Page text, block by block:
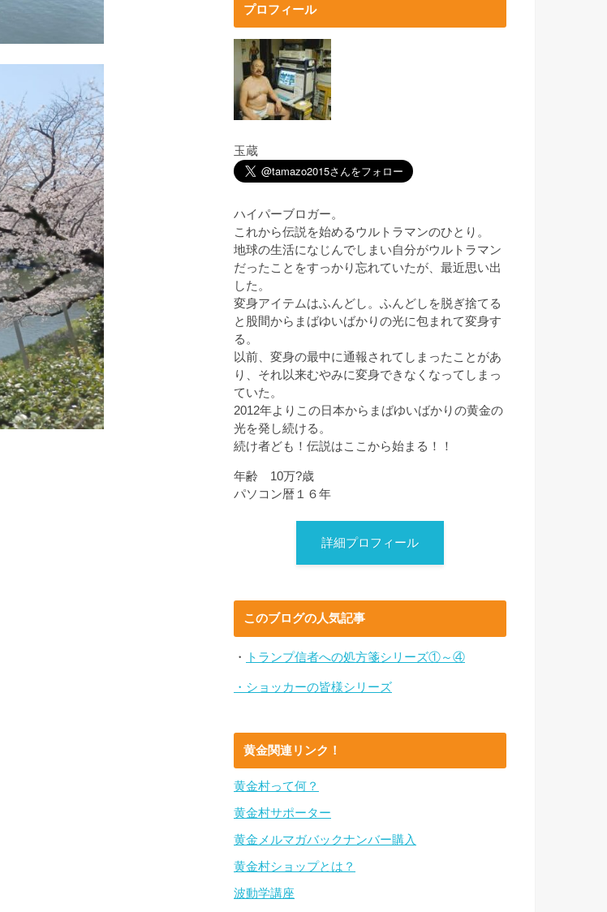
プロフィール
玉蔵
ハイパーブロガー。
これから伝説を始めるウルトラマンのひとり。
地球の生活になじんでしまい自分がウルトラマン
だったことをすっかり忘れていたが、最近思い出
した。
変身アイテムはふんどし。ふんどしを脱ぎ捨てる
と股間からまばゆいばかりの光に包まれて変身す
る。
以前、変身の最中に通報されてしまったことがあ
り、それ以来むやみに変身できなくなってしまっ
ていた。
2012年よりこの日本からまばゆいばかりの黄金の
光を発し続ける。
続け者ども！伝説はここから始まる！！
年齢 10万?歳
パソコン暦１６年
詳細プロフィール
このブログの人気記事
・ トランプ信者への処方箋シリーズ①～④
・ショッカーの皆様シリーズ
黄金関連リンク！
黄金村って何？
黄金村サポーター
黄金メルマガバックナンバー購入
黄金村ショップとは？
波動学講座